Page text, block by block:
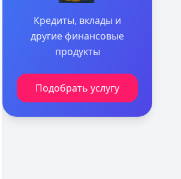
Кредиты, вклады и
другие финансовые
продукты
Подобрать услугу